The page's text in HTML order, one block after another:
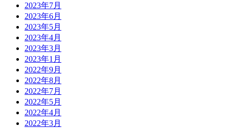
2023年7月
2023年6月
2023年5月
2023年4月
2023年3月
2023年1月
2022年9月
2022年8月
2022年7月
2022年5月
2022年4月
2022年3月